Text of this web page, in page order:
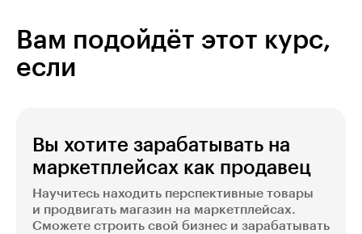
Вам подойдёт этот курс,
если
Вы хотите зарабатывать на
маркетплейсах как продавец
Научитесь находить перспективные товары
и продвигать магазин на маркетплейсах.
Сможете строить свой бизнес и зарабатывать